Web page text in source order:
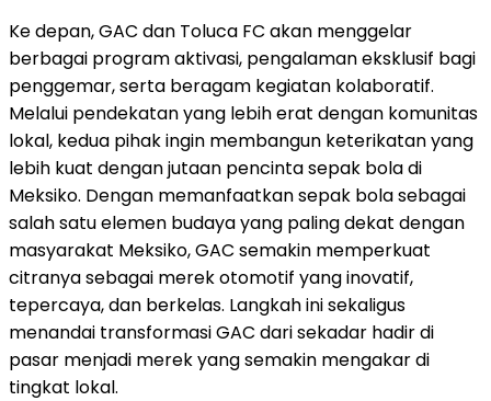
Ke depan, GAC dan Toluca FC akan menggelar
berbagai program aktivasi, pengalaman eksklusif bagi
penggemar, serta beragam kegiatan kolaboratif.
Melalui pendekatan yang lebih erat dengan komunitas
lokal, kedua pihak ingin membangun keterikatan yang
lebih kuat dengan jutaan pencinta sepak bola di
Meksiko. Dengan memanfaatkan sepak bola sebagai
salah satu elemen budaya yang paling dekat dengan
masyarakat Meksiko, GAC semakin memperkuat
citranya sebagai merek otomotif yang inovatif,
tepercaya, dan berkelas. Langkah ini sekaligus
menandai transformasi GAC dari sekadar hadir di
pasar menjadi merek yang semakin mengakar di
tingkat lokal.